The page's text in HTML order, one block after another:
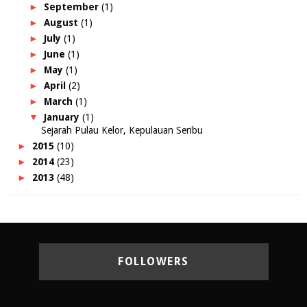
► September (1)
► August (1)
► July (1)
► June (1)
► May (1)
► April (2)
► March (1)
▼ January (1)
Sejarah Pulau Kelor, Kepulauan Seribu
► 2015 (10)
► 2014 (23)
► 2013 (48)
FOLLOWERS